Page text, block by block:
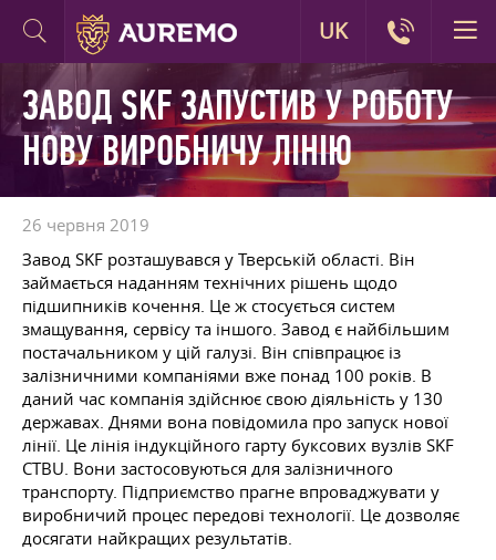
ЗАВОД SKF ЗАПУСТИВ У РОБОТУ
НОВУ ВИРОБНИЧУ ЛІНІЮ
26 червня 2019
Завод SKF розташувався у Тверській області. Він
займається наданням технічних рішень щодо
підшипників кочення. Це ж стосується систем
змащування, сервісу та іншого. Завод є найбільшим
постачальником у цій галузі. Він співпрацює із
залізничними компаніями вже понад 100 років. В
даний час компанія здійснює свою діяльність у 130
державах. Днями вона повідомила про запуск нової
лінії. Це лінія індукційного гарту буксових вузлів SKF
CTBU. Вони застосовуються для залізничного
транспорту. Підприємство прагне впроваджувати у
виробничий процес передові технології. Це дозволяє
досягати найкращих результатів.
UK